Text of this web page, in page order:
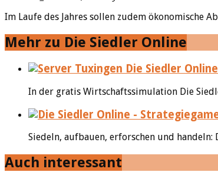
Im Laufe des Jahres sollen zudem ökonomische
Mehr zu Die Siedler Online
Die Siedler
In der gratis Wirtschaftssimulation Die
Siedeln, aufbauen, erforschen und
Auch interessant